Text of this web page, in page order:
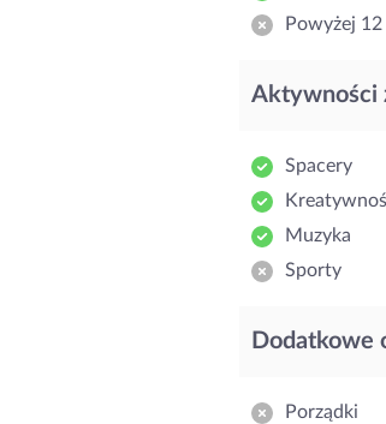
Powyżej
Aktywności
Spacery
Muzyka
Sporty
Dodatkowe
Porządki